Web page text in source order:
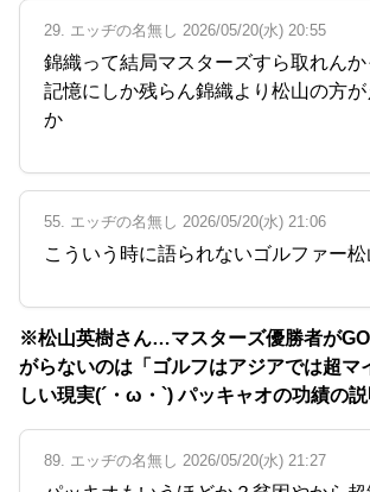
29. エッヂの名無し 2026/05/20(水) 20:55
錦織って結局マスターズすら取れん
記憶にしか残らん錦織より松山の方が
か
55. エッヂの名無し 2026/05/20(水) 21:06
こういう時に語られないゴルファー
※松山英樹さん…マスターズ優勝者が
がらないのは「ゴルフはアジアでは超マ
しい現実(´・ω・`) パッキャオの功績の
89. エッヂの名無し 2026/05/20(水) 21:27